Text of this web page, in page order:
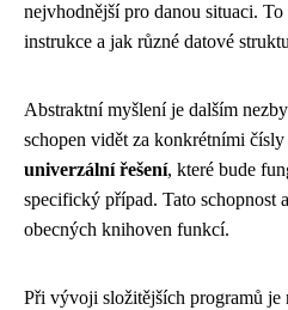
nejvhodnější pro danou situaci.
instrukce a jak různé datové
Abstraktní myšlení je dalším
schopen vidět za konkrétními
univerzální řešení, které bude
specifický případ. Tato schopnost
obecných knihoven funkcí.
Při vývoji složitějších programů je